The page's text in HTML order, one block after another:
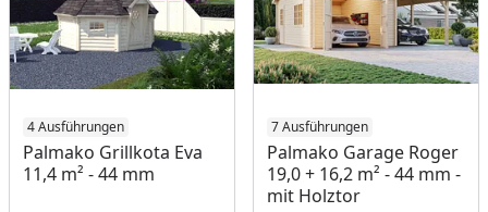
4 Ausführungen
Palmako Grillkota Eva
11,4 m² - 44 mm
7 Ausführungen
Palmako Garage Roger
19,0 + 16,2 m² - 44 mm -
mit Holztor